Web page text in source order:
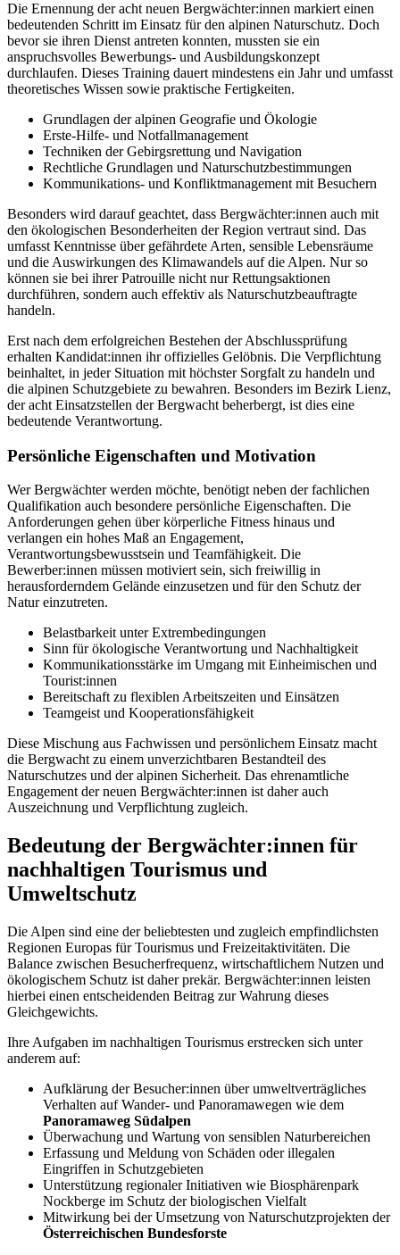
Die Ernennung der acht neuen Bergwächter:innen markiert einen
bedeutenden Schritt im Einsatz für den alpinen Naturschutz. Doch
bevor sie ihren Dienst antreten konnten, mussten sie ein
anspruchsvolles Bewerbungs- und Ausbildungskonzept
durchlaufen. Dieses Training dauert mindestens ein Jahr und umfasst
theoretisches Wissen sowie praktische Fertigkeiten.
Grundlagen der alpinen Geografie und Ökologie
Erste-Hilfe- und Notfallmanagement
Techniken der Gebirgsrettung und Navigation
Rechtliche Grundlagen und Naturschutzbestimmungen
Kommunikations- und Konfliktmanagement mit Besuchern
Besonders wird darauf geachtet, dass Bergwächter:innen auch mit
den ökologischen Besonderheiten der Region vertraut sind. Das
umfasst Kenntnisse über gefährdete Arten, sensible Lebensräume
und die Auswirkungen des Klimawandels auf die Alpen. Nur so
können sie bei ihrer Patrouille nicht nur Rettungsaktionen
durchführen, sondern auch effektiv als Naturschutzbeauftragte
handeln.
Erst nach dem erfolgreichen Bestehen der Abschlussprüfung
erhalten Kandidat:innen ihr offizielles Gelöbnis. Die Verpflichtung
beinhaltet, in jeder Situation mit höchster Sorgfalt zu handeln und
die alpinen Schutzgebiete zu bewahren. Besonders im Bezirk Lienz,
der acht Einsatzstellen der Bergwacht beherbergt, ist dies eine
bedeutende Verantwortung.
Persönliche Eigenschaften und Motivation
Wer Bergwächter werden möchte, benötigt neben der fachlichen
Qualifikation auch besondere persönliche Eigenschaften. Die
Anforderungen gehen über körperliche Fitness hinaus und
verlangen ein hohes Maß an Engagement,
Verantwortungsbewusstsein und Teamfähigkeit. Die
Bewerber:innen müssen motiviert sein, sich freiwillig in
herausforderndem Gelände einzusetzen und für den Schutz der
Natur einzutreten.
Belastbarkeit unter Extrembedingungen
Sinn für ökologische Verantwortung und Nachhaltigkeit
Kommunikationsstärke im Umgang mit Einheimischen und
Tourist:innen
Bereitschaft zu flexiblen Arbeitszeiten und Einsätzen
Teamgeist und Kooperationsfähigkeit
Diese Mischung aus Fachwissen und persönlichem Einsatz macht
die Bergwacht zu einem unverzichtbaren Bestandteil des
Naturschutzes und der alpinen Sicherheit. Das ehrenamtliche
Engagement der neuen Bergwächter:innen ist daher auch
Auszeichnung und Verpflichtung zugleich.
Bedeutung der Bergwächter:innen für
nachhaltigen Tourismus und
Umweltschutz
Die Alpen sind eine der beliebtesten und zugleich empfindlichsten
Regionen Europas für Tourismus und Freizeitaktivitäten. Die
Balance zwischen Besucherfrequenz, wirtschaftlichem Nutzen und
ökologischem Schutz ist daher prekär. Bergwächter:innen leisten
hierbei einen entscheidenden Beitrag zur Wahrung dieses
Gleichgewichts.
Ihre Aufgaben im nachhaltigen Tourismus erstrecken sich unter
anderem auf:
Aufklärung der Besucher:innen über umweltverträgliches
Verhalten auf Wander- und Panoramawegen wie dem
Panoramaweg Südalpen
Überwachung und Wartung von sensiblen Naturbereichen
Erfassung und Meldung von Schäden oder illegalen
Eingriffen in Schutzgebieten
Unterstützung regionaler Initiativen wie Biosphärenpark
Nockberge im Schutz der biologischen Vielfalt
Mitwirkung bei der Umsetzung von Naturschutzprojekten der
Österreichischen Bundesforste